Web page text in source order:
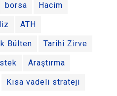
borsa Hacim
ATH
Bülten Tarihi Zirve
Araştırma
Kısa vadeli strateji